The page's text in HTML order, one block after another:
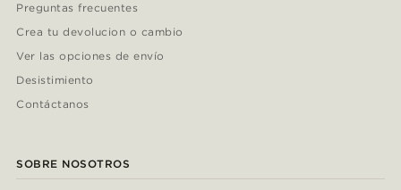
Preguntas frecuentes
Crea tu devolucion o cambio
Ver las opciones de envío
Desistimiento
Contáctanos
SOBRE NOSOTROS